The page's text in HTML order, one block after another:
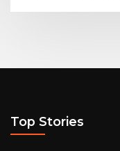
Top Stories